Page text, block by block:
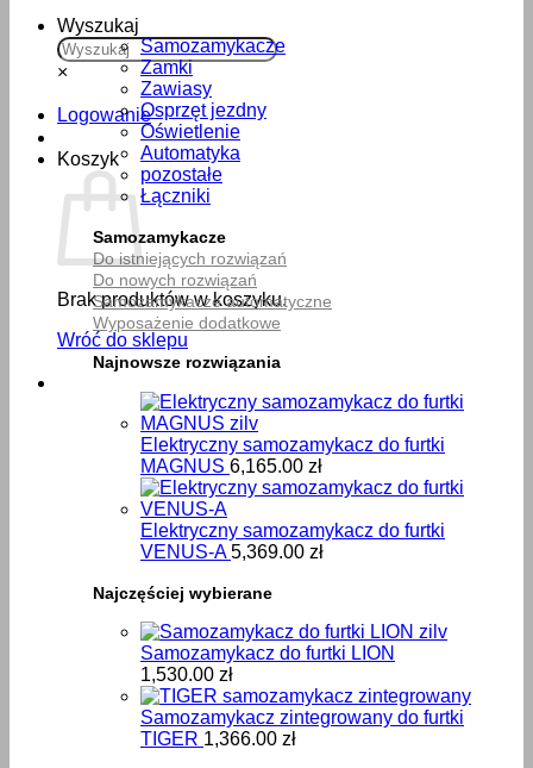
Wyszukaj
×
Logowanie
Koszyk
Brak produktów w koszyku.
Wróć do sklepu
Samozamykacze
Zamki
Zawiasy
Osprzęt jezdny
Oświetlenie
Automatyka
pozostałe
Łączniki
Samozamykacze
Do istniejących rozwiązań
Do nowych rozwiązań
Samozamykacze automatyczne
Wyposażenie dodatkowe
Najnowsze rozwiązania
Elektryczny samozamykacz do furtki
MAGNUS 6,165.00 zł
Elektryczny samozamykacz do furtki
VENUS-A 5,369.00 zł
Najczęściej wybierane
Samozamykacz do furtki LION
1,530.00 zł
Samozamykacz zintegrowany do furtki
TIGER 1,366.00 zł